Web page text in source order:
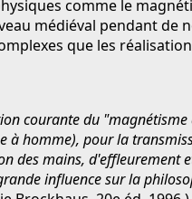
comme le
médiéval pendant
que les
courante du
à homme), pour la
des mains, d'effleurement
influence sur la